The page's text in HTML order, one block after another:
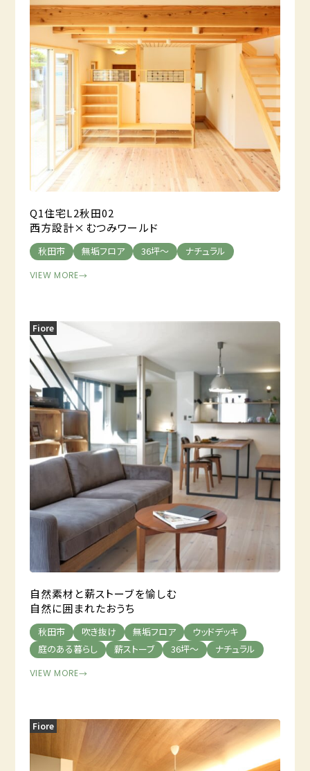
Q1住宅L2秋田02
西方設計×むつみワールド
秋田市 無垢フロア 36坪～ ナチュラル
VIEW MORE→
自然素材と薪ストーブを愉しむ
自然に囲まれたおうち
秋田市 吹き抜け 無垢フロア
ウッドデッキ
庭のある暮らし
薪ストーブ 36坪～ ナチュラル
VIEW MORE→
Fiore
Fiore